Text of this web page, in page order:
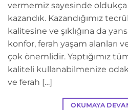
vermemiz sayesinde
kazandık. Kazandığımız
kalitesine ve şıklığına da
konfor, ferah yaşam alanları
çok önemlidir. Yaptığımız
kaliteli kullanabilmenize
ve ferah […]
OKUMAYA